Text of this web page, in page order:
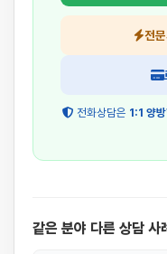
전
전화상담은 1:1 양
같은 분야 다른 상담 사